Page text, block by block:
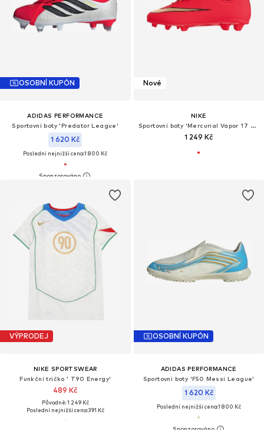
OSOBNÍ KUPÓN
ADIDAS PERFORMANCE
Sportovní boty 'Predator League'
1 620 Kč
Poslední nejnižší cena:1 800 Kč
Nové
NIKE
Sportovní boty 'Mercurial Vapor 17 Club'
1 249 Kč
VÝPRODEJ
NIKE SPORTSWEAR
Funkční tričko ' T90 Energy'
489 Kč
Původně: 1 249 Kč
Poslední nejnižší cena:391 Kč
OSOBNÍ KUPÓN
ADIDAS PERFORMANCE
Sportovní boty 'F50 Messi League'
1 620 Kč
Poslední nejnižší cena:1 800 Kč